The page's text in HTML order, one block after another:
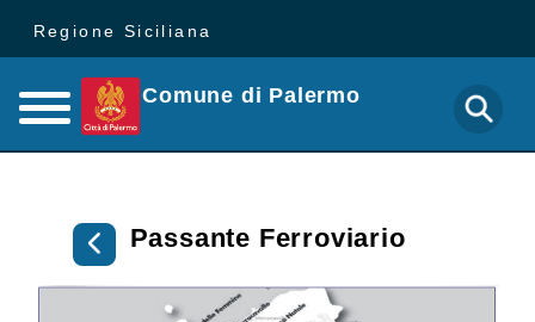
Regione Siciliana
Comune di Palermo
Passante Ferroviario